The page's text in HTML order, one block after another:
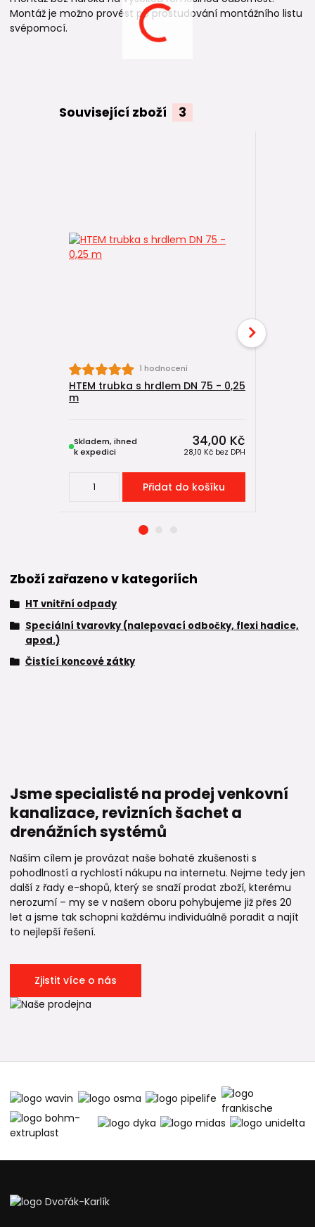
Montáž je možno provést po prostudování montážního listu
svépomocí.
Související zboží 3
1 hodnocení
HTEM trubka s hrdlem DN 75 - 0,25
m
34,00 Kč
28,10 Kč bez DPH
Skladem, ihned
k expedici
Přidat do košíku
Zboží zařazeno v kategoriích
HT vnitřní odpady
Speciální tvarovky (nalepovací odbočky, flexi hadice,
apod.)
Čistící koncové zátky
Jsme specialisté na prodej venkovní
kanalizace, revizních šachet a
drenážních systémů
Naším cílem je provázat naše bohaté zkušenosti s
pohodlností a rychlostí nákupu na internetu. Nejme tedy jen
další z řady e-shopů, který se snaží prodat zboží, kterému
nerozumí – my se v našem oboru pohybujeme již přes 20
let a jsme tak schopni každému individuálně poradit a najít
to nejlepší řešení.
Zjistit více o nás